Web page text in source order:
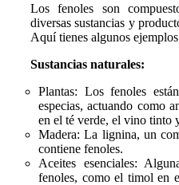
Los fenoles son
diversas sustancias y
Aquí tienes algunos
Sustancias naturales:
Plantas: Los fenoles
especias, actuando como
en el té verde, el vino tinto
Madera: La lignina, un
contiene fenoles.
Aceites esenciales:
fenoles, como el timol en